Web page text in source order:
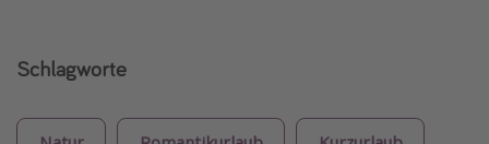
Schlagworte